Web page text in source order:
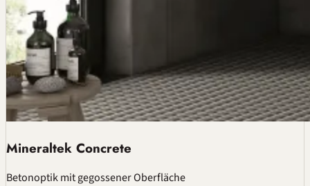
Mineraltek Concrete
Betonoptik mit gegossener Oberfläche